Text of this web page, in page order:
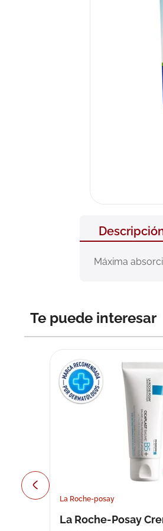
Máxima
Te puede interesar
La Roche-posay
La Roche-Posay